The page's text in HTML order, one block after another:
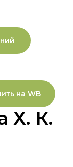
на WB
Х. К.